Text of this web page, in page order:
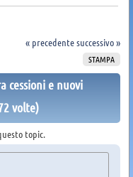
« precedentesuccessivo »
STAMPA
cessioni e nuovi
volte)
topic.